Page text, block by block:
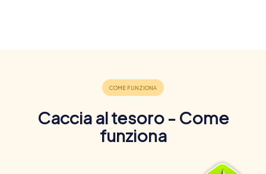
Caccia al tesoro - Come
funziona